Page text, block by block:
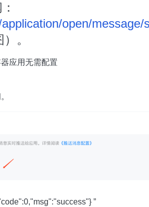
open/message/
。
应用无需配置
”